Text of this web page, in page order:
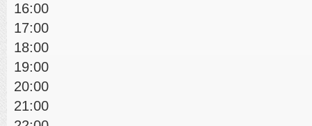
16:00
17:00
18:00
19:00
20:00
21:00